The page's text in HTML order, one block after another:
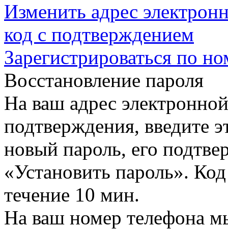
Изменить адрес
код с подтверждением
Зарегистрироваться по
Восстановление пароля
На ваш адрес
подтверждения, введите
новый пароль, его
«Установить пароль».
течение 10 мин.
На ваш номер телефона